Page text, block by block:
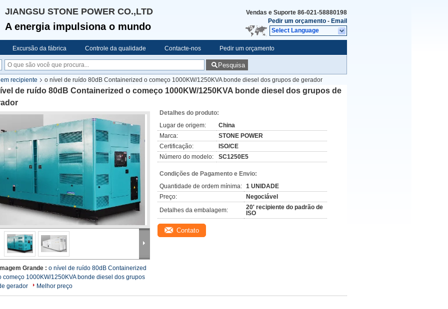
JIANGSU STONE POWER CO.,LTD
A energia impulsiona o mundo
Vendas e Suporte 86-021-58880198
Pedir um orçamento - Email
Select Language
Excursão da fábrica Controle da qualidade Contacte-nos Pedir um orçamento
Pesquisa
recipiente
o nível de ruído 80dB Containerized o começo 1000KW/1250KVA bonde diesel dos grupos de gerador
de ruído 80dB Containerized o começo 1000KW/1250KVA bonde diesel dos grupos de
Imagem Grande : o nível de ruído 80dB Containerized
começo 1000KW/1250KVA bonde diesel dos grupos
gerador
Melhor preço
Detalhes do produto:
Lugar de origem:
China
Marca:
STONE POWER
Certificação:
ISO/CE
Número do modelo:
SC1250E5
Condições de Pagamento e Envio:
Quantidade de ordem mínima: 1 UNIDADE
Preço:
Negociável
Detalhes da embalagem:
20' recipiente do padrão de
ISO
Contato